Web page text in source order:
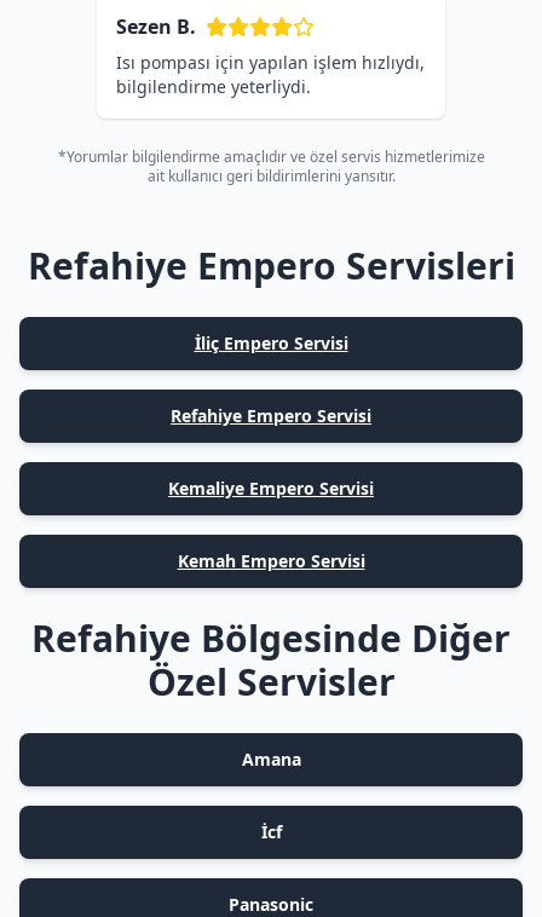
Sezen B.
Isı pompası için yapılan işlem hızlıydı,
bilgilendirme yeterliydi.
*Yorumlar bilgilendirme amaçlıdır ve özel servis hizmetlerimize
ait kullanıcı geri bildirimlerini yansıtır.
Refahiye Empero Servisleri
İliç Empero Servisi
Refahiye Empero Servisi
Kemaliye Empero Servisi
Kemah Empero Servisi
Refahiye Bölgesinde Diğer
Özel Servisler
Amana
İcf
Panasonic